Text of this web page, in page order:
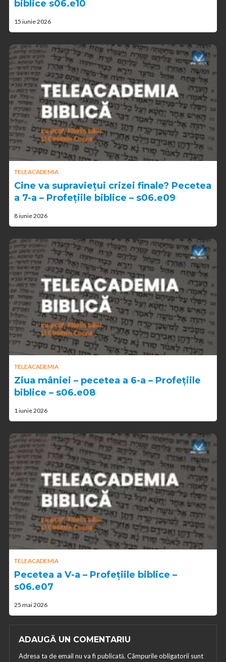
biblice s06.e10
15 iunie 2026
TELEACADEMIA
Cine va supraviețui crizei finale? Pecetea
a 7-a – Profețiile biblice – s06.e09
8 iunie 2026
TELEACADEMIA
Ziua mâniei – pecetea a 6-a – Profețiile
biblice – s06.e08
1 iunie 2026
TELEACADEMIA
Pecetea a V-a – Profețiile biblice –
s06.e07
25 mai 2026
ADAUGĂ UN COMENTARIU
Adresa ta de email nu va fi publicată. Câmpurile obligatorii sunt